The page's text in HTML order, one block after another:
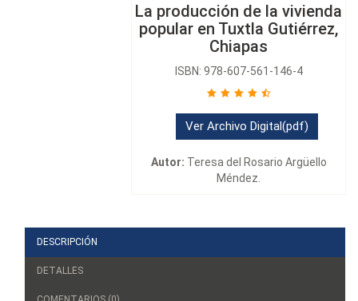
La producción de la vivienda
popular en Tuxtla Gutiérrez,
Chiapas
ISBN: 978-607-561-146-4
Ver Archivo Digital(pdf)
Autor: Teresa del Rosario Argüello
Méndez.
DESCRIPCIÓN
DETALLES